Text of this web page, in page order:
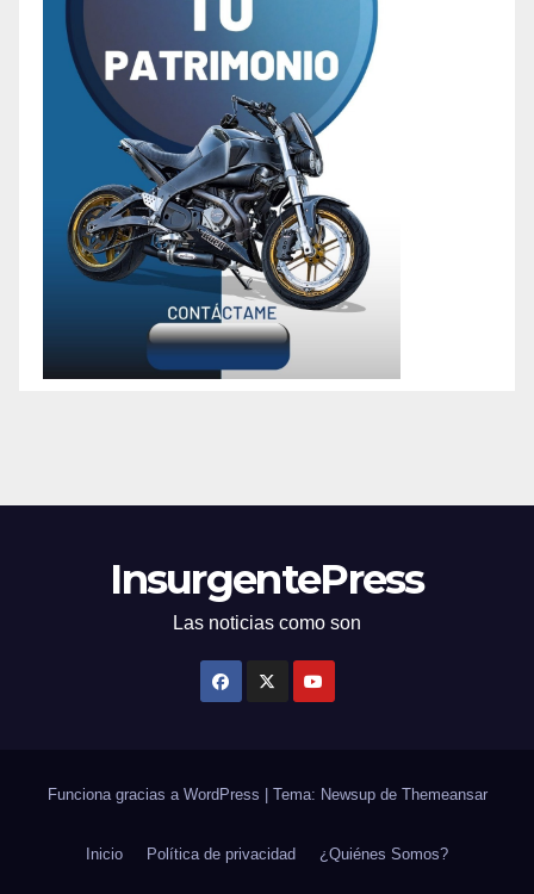
InsurgentePress
Las noticias como son
Funciona gracias a WordPress Tema: Newsup de Themeansar
Inicio Política de privacidad ¿Quiénes Somos?